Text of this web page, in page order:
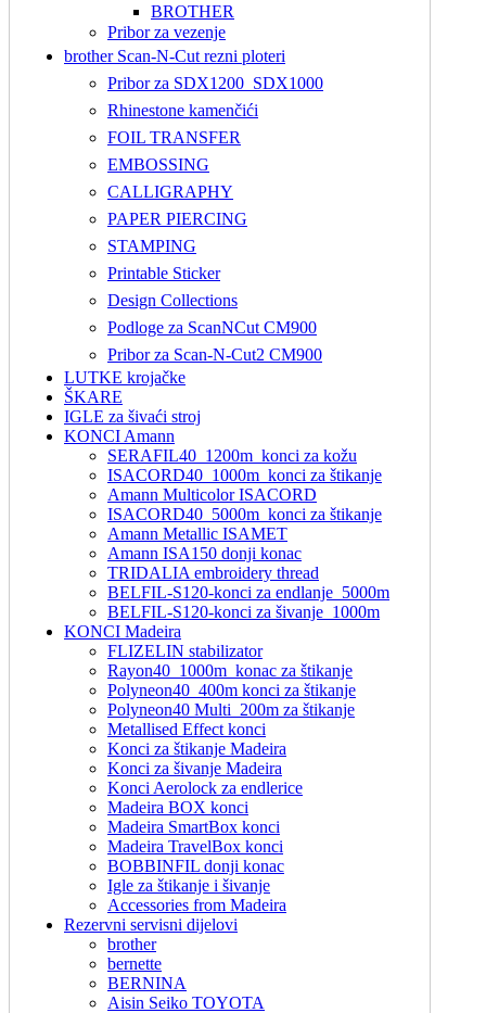
BROTHER
Pribor za vezenje
brother Scan-N-Cut rezni ploteri
Pribor za SDX1200_SDX1000
Rhinestone kamenčići
FOIL TRANSFER
EMBOSSING
CALLIGRAPHY
PAPER PIERCING
STAMPING
Printable Sticker
Design Collections
Podloge za ScanNCut CM900
Pribor za Scan-N-Cut2 CM900
LUTKE krojačke
ŠKARE
IGLE za šivaći stroj
KONCI Amann
SERAFIL40_1200m_konci za kožu
ISACORD40_1000m_konci za štikanje
Amann Multicolor ISACORD
ISACORD40_5000m_konci za štikanje
Amann Metallic ISAMET
Amann ISA150 donji konac
TRIDALIA embroidery thread
BELFIL-S120-konci za endlanje_5000m
BELFIL-S120-konci za šivanje_1000m
KONCI Madeira
FLIZELIN stabilizator
Rayon40_1000m_konac za štikanje
Polyneon40_400m konci za štikanje
Polyneon40 Multi_200m za štikanje
Metallised Effect konci
Konci za štikanje Madeira
Konci za šivanje Madeira
Konci Aerolock za endlerice
Madeira BOX konci
Madeira SmartBox konci
Madeira TravelBox konci
BOBBINFIL donji konac
Igle za štikanje i šivanje
Accessories from Madeira
Rezervni servisni dijelovi
brother
bernette
BERNINA
Aisin Seiko TOYOTA